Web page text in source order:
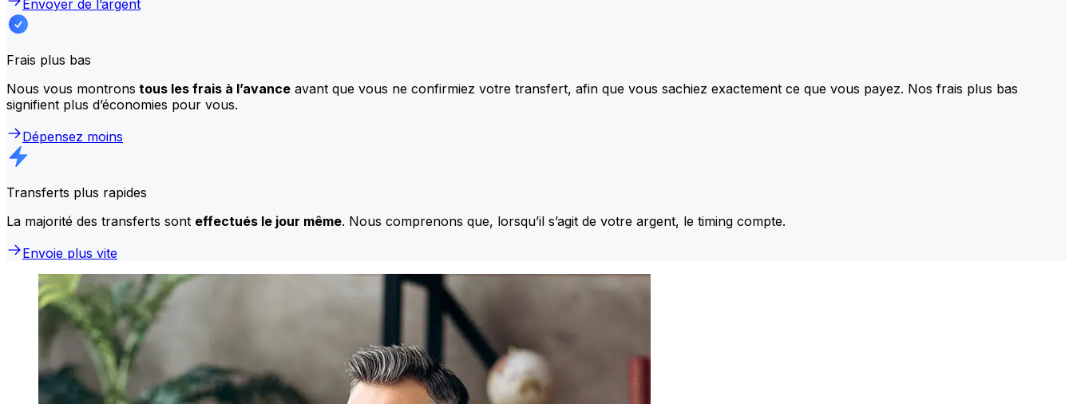
Envoyer de l’argent
Frais plus bas
Nous vous montrons tous les frais à l’avance avant que vous ne confirmiez votre transfert, afin que vous sachiez exactement ce que vous payez. Nos frais plus bas
signifient plus d’économies pour vous.
Dépensez moins
Transferts plus rapides
La majorité des transferts sont effectués le jour même. Nous comprenons que, lorsqu’il s’agit de votre argent, le timing compte.
Envoie plus vite